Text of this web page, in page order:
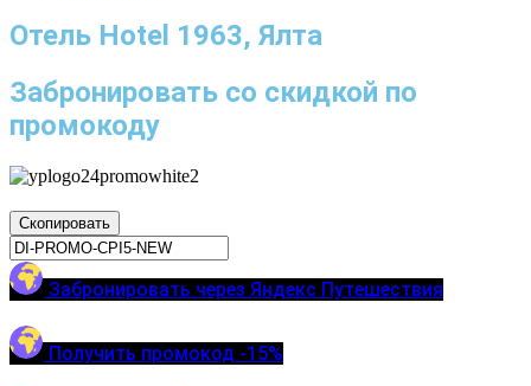
Отель Hotel 1963, Ялта
Забронировать со скидкой по
промокоду
Скопировать
Забронировать через Яндекс Путешествия
Получить промокод -15%